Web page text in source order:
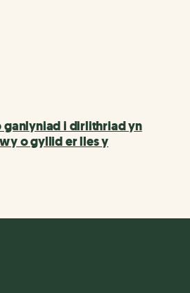
i dirlithriad yn
o gyllid er lles y